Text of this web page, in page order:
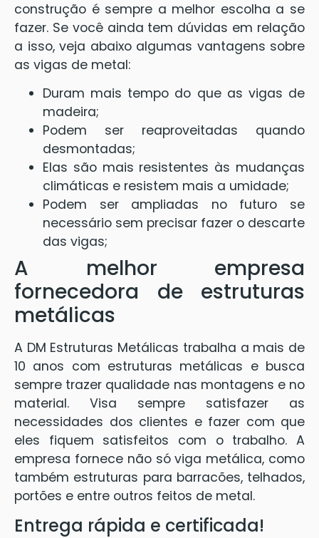
construção é sempre a melhor escolha a se
fazer. Se você ainda tem dúvidas em relação
a isso, veja abaixo algumas vantagens sobre
as vigas de metal:
Duram mais tempo do que as vigas de
madeira;
Podem ser reaproveitadas quando
desmontadas;
Elas são mais resistentes às mudanças
climáticas e resistem mais a umidade;
Podem ser ampliadas no futuro se
necessário sem precisar fazer o descarte
das vigas;
A melhor empresa
fornecedora de estruturas
metálicas
A DM Estruturas Metálicas trabalha a mais de
10 anos com estruturas metálicas e busca
sempre trazer qualidade nas montagens e no
material. Visa sempre satisfazer as
necessidades dos clientes e fazer com que
eles fiquem satisfeitos com o trabalho. A
empresa fornece não só viga metálica, como
também estruturas para barracões, telhados,
portões e entre outros feitos de metal.
Entrega rápida e certificada!